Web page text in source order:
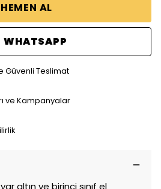
HEMEN AL
WHATSAPP
Güvenli Teslimat
ve Kampanyalar
altın ve birinci sınıf el